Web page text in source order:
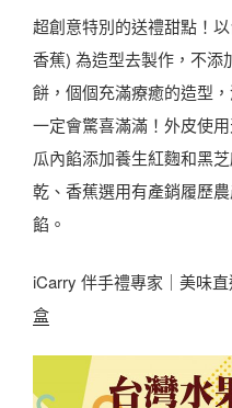
超創意特別的送禮甜點！
香蕉) 為造型去製作，不添
餅，個個充滿療癒的造型
一定會驚喜滿滿！外皮使
瓜內餡添加養生紅麴和黑
乾、香蕉選用有產銷履歷
餡。
iCarry 伴手禮專家｜美味直
盒